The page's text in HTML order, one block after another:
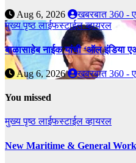
Aug 6, 2026
खबरबात 360 -
मुख्य पृष्ठलाईफस्टाईलव्हायरल
बाळासाहेब नाईक यांची ‘ऑल इंडिया
Aug 6, 2026 खबरबात 360 -
You missed
मुख्य पृष्ठलाईफस्टाईलव्हायरल
New Maritime & General